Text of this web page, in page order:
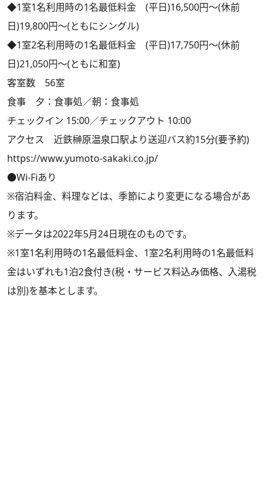
◆1室1名利用時の1名最低料金 (平日)16,500円～(休前
日)19,800円～(ともにシングル)
◆1室2名利用時の1名最低料金 (平日)17,750円～(休前
日)21,050円～(ともに和室)
客室数 56室
食事 夕：食事処／朝：食事処
チェックイン 15:00／チェックアウト 10:00
アクセス 近鉄榊原温泉口駅より送迎バス約15分(要予約)
https://www.yumoto-sakaki.co.jp/
●Wi-Fiあり
※宿泊料金、料理などは、季節により変更になる場合があ
ります。
※データは2022年5月24日現在のものです。
※1室1名利用時の1名最低料金、1室2名利用時の1名最低料
金はいずれも1泊2食付き(税・サービス料込み価格、入湯税
は別)を基本とします。